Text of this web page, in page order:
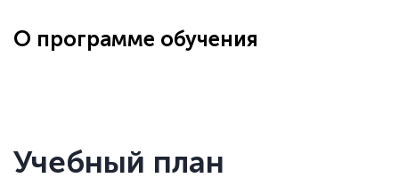
большое количество методических
О программе обучения
Учебный план